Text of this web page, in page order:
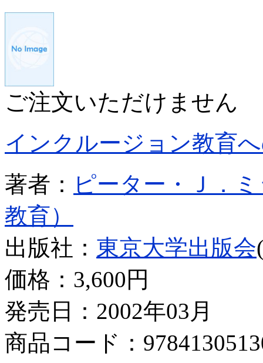
ご注文いただけません
インクルージョン教育
著者： ピーター・Ｊ．
教育）
出版社： 東京大学出版会
価格： 3,600円
発売日：2002年03月
商品コード：